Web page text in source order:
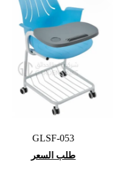
GLSF-053
طلب السعر